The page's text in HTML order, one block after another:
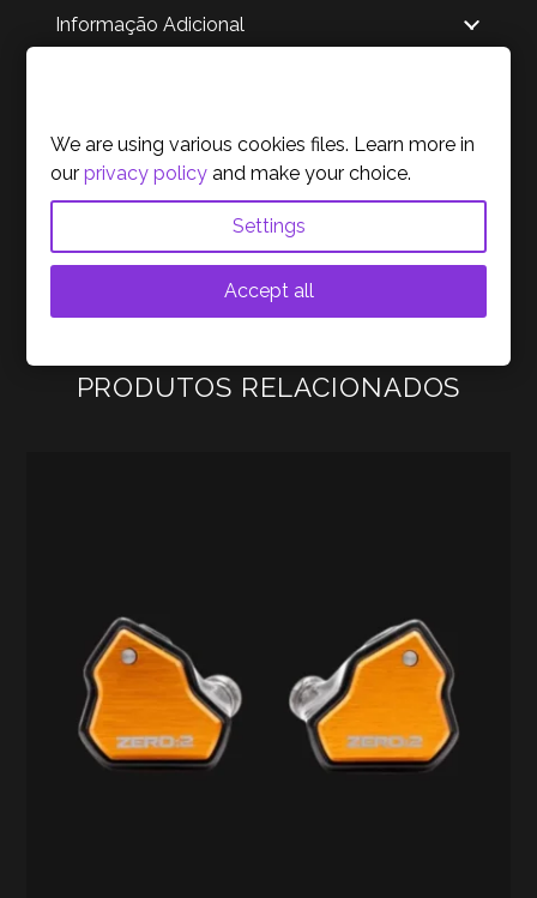
deInformação Adicional
Acerca da Marca
PRODUTOS RELACIONADOS
We are using various cookies files. Learn more in
ourprivacy policy and make your choice.
Settings
Accept all